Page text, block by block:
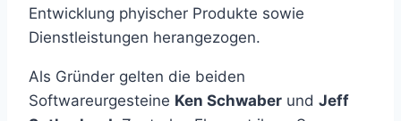
Entwicklung phyischer Produkte sowie
Dienstleistungen herangezogen.
Als Gründer gelten die beiden
Softwareurgesteine Ken Schwaber und Jeff